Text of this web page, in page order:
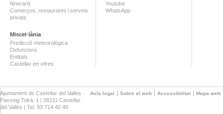
Itineraris
Comerços, restaurants i serveis
privats
Miscel·lània
Predicció meteorològica
Defuncions
Entitats
Castellar en xifres
Youtube
WhatsApp
Avís legal Sobre el web Accessibilitat Mapa web
Ajuntament de Castellar del Vallès ·
Passeig Tolrà, 1 | 08211 Castellar
del Vallès | Tel. 93 714 40 40